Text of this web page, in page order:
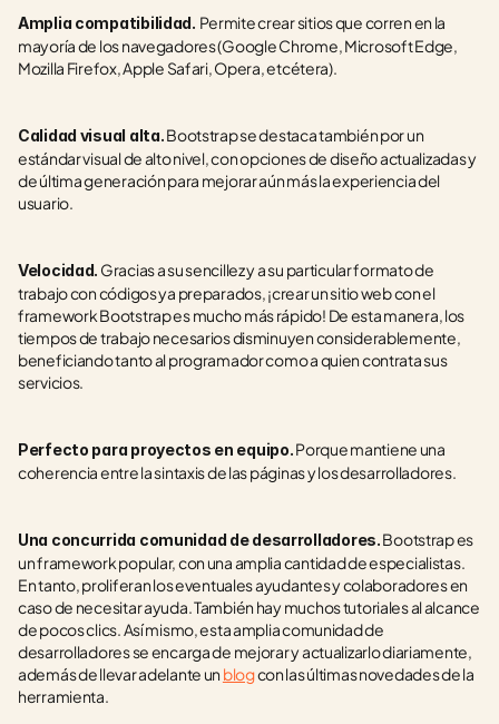
Amplia compatibilidad. Permite crear sitios que corren en la
mayoría de los navegadores (Google Chrome, Microsoft Edge,
Mozilla Firefox, Apple Safari, Opera, etcétera).
Calidad visual alta. Bootstrap se destaca también por un
estándar visual de alto nivel, con opciones de diseño actualizadas y
de última generación para mejorar aún más la experiencia del
usuario.
Velocidad. Gracias a su sencillez y a su particular formato de
trabajo con códigos ya preparados, ¡crear un sitio web con el
framework Bootstrap es mucho más rápido! De esta manera, los
tiempos de trabajo necesarios disminuyen considerablemente,
beneficiando tanto al programador como a quien contrata sus
servicios.
Perfecto para proyectos en equipo. Porque mantiene una
coherencia entre la sintaxis de las páginas y los desarrolladores.
Una concurrida comunidad de desarrolladores. Bootstrap es
un framework popular, con una amplia cantidad de especialistas.
En tanto, proliferan los eventuales ayudantes y colaboradores en
caso de necesitar ayuda. También hay muchos tutoriales al alcance
de pocos clics. Así mismo, esta amplia comunidad de
desarrolladores se encarga de mejorar y actualizarlo diariamente,
además de llevar adelante un blog con las últimas novedades de la
herramienta.